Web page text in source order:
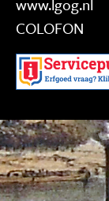
COLOFON